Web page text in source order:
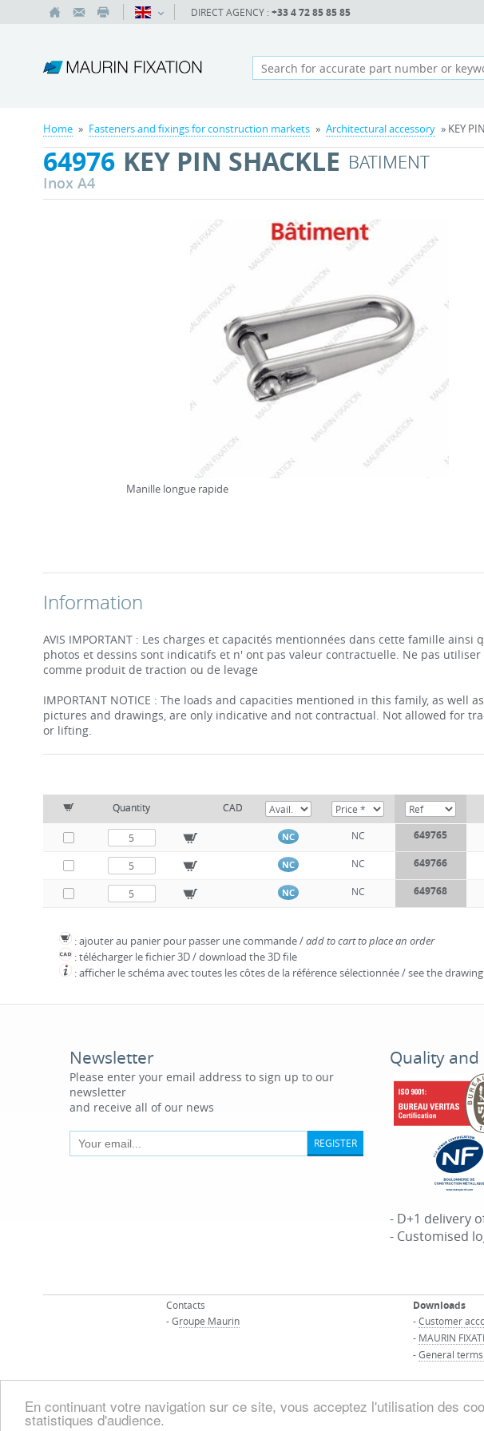
En continuant votre navigation sur ce site, vous acceptez l'utilisation des
statistiques d'audience.
DIRECT AGENCY : +33 4 72 85 85 85
Home » Fasteners and fixings for construction markets » Architectural accessory » KEY
64976 KEY PIN SHACKLE BATIMENT
Inox A4
Manille longue rapide
Information
AVIS IMPORTANT : Les charges et capacités mentionnées dans cette famille ainsi
photos et dessins sont indicatifs et n' ont pas valeur contractuelle. Ne pas utiliser
comme produit de traction ou de levage
IMPORTANT NOTICE : The loads and capacities mentioned in this family, as well as
pictures and drawings, are only indicative and not contractual. Not allowed for
or lifting.
Quantity CAD
NC NC 649765
NC NC 649766
NC NC 649768
: ajouter au panier pour passer une commande /add to cart to place an order
: télécharger le fichier 3D / download the 3D file
: afficher le schéma avec toutes les côtes de la référence sélectionnée / see the
Newsletter
Please enter your email address to sign up to our
newsletter
and receive all of our news
REGISTER
Quality and
- D+1 delivery
- Customised
Contacts
- Groupe Maurin
Downloads
-Customer
- MAURIN
-General
©